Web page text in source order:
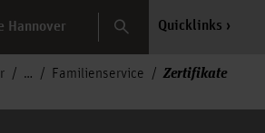
Hannover Search Quicklinks
Familienservice
Zertifikate